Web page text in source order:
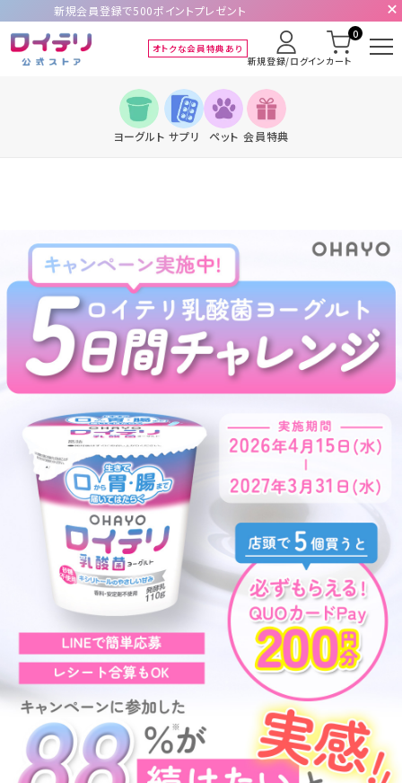
新規会員登録で500ポイントプレゼント
オトクな会員特典あり
新規登録/ログイン カート
0
ヨーグルト サプリ ペット 会員特典